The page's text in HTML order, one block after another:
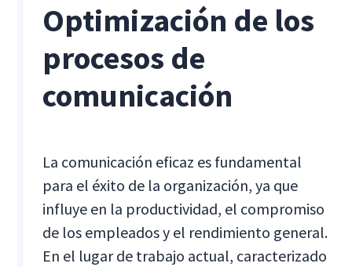
Optimización de los
procesos de
comunicación
La comunicación eficaz es fundamental
para el éxito de la organización, ya que
influye en la productividad, el compromiso
de los empleados y el rendimiento general.
En el lugar de trabajo actual, caracterizado